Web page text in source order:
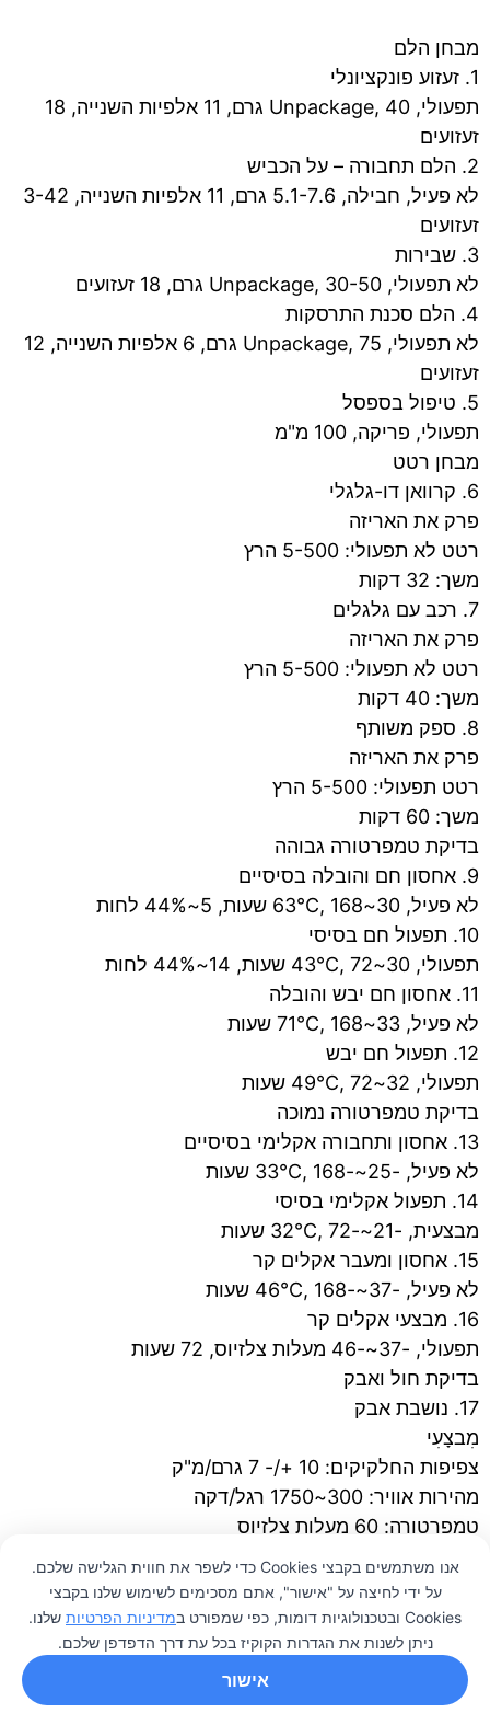
מבחן הלם
1. זעזוע פונקציונלי
תפעולי, Unpackage, 40 גרם, 11 אלפיות השנייה, 18
זעזועים
2. הלם תחבורה – על הכביש
לא פעיל, חבילה, 5.1-7.6 גרם, 11 אלפיות השנייה, 3-42
זעזועים
3. שבירות
לא תפעולי, Unpackage, 30-50 גרם, 18 זעזועים
4. הלם סכנת התרסקות
לא תפעולי, Unpackage, 75 גרם, 6 אלפיות השנייה, 12
זעזועים
5. טיפול בספסל
תפעולי, פריקה, 100 מ"מ
מבחן רטט
6. קרוואן דו-גלגלי
פרק את האריזה
רטט לא תפעולי: 5-500 הרץ
משך: 32 דקות
7. רכב עם גלגלים
פרק את האריזה
רטט לא תפעולי: 5-500 הרץ
משך: 40 דקות
8. ספק משותף
פרק את האריזה
רטט תפעולי: 5-500 הרץ
משך: 60 דקות
בדיקת טמפרטורה גבוהה
9. אחסון חם והובלה בסיסיים
לא פעיל, 30~63°C, 168 שעות, 5~44% לחות
10. תפעול חם בסיסי
תפעולי, 30~43°C, 72 שעות, 14~44% לחות
11. אחסון חם יבש והובלה
לא פעיל, 33~71°C, 168 שעות
12. תפעול חם יבש
תפעולי, 32~49°C, 72 שעות
בדיקת טמפרטורה נמוכה
13. אחסון ותחבורה אקלימי בסיסיים
לא פעיל, -25~-33°C, 168 שעות
14. תפעול אקלימי בסיסי
מבצעית, -21~-32°C, 72 שעות
15. אחסון ומעבר אקלים קר
לא פעיל, -37~-46°C, 168 שעות
16. מבצעי אקלים קר
תפעולי, -37~-46 מעלות צלזיוס, 72 שעות
בדיקת חול ואבק
17. נושבת אבק
מִבצָעִי
צפיפות החלקיקים: 10 +/- 7 גרם/מ"ק
מהירות אוויר: 300~1750 רגל/דקה
טמפרטורה: 60 מעלות צלזיוס
מִבצָעִי
צפיפות החלקיקים: 1.2 גרם/מ"ק
מהירות אוויר: 28 מטר לשנייה
טמפרטורה: 60 מעלות צלזיוס
מבחן גובה
0
אנו משתמשים בקבצי Cookies כדי לשפר את חווית הגלישה שלכם.
על ידי לחיצה על "אישור", אתם מסכימים לשימוש שלנו בקבצי
Cookies ובטכנולוגיות דומות, כפי שמפורט ב
מדיניות הפרטיות שלנו.
ניתן לשנות את הגדרות הקוקיז בכל עת דרך הדפדפן שלכם.
אישור